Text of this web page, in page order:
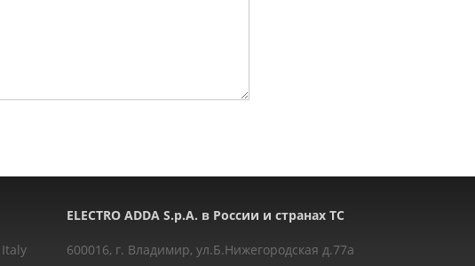
ELECTRO ADDA S.p.A. в России и странах ТС
600016, г. Владимир, ул.Б.Нижегородская д.77a